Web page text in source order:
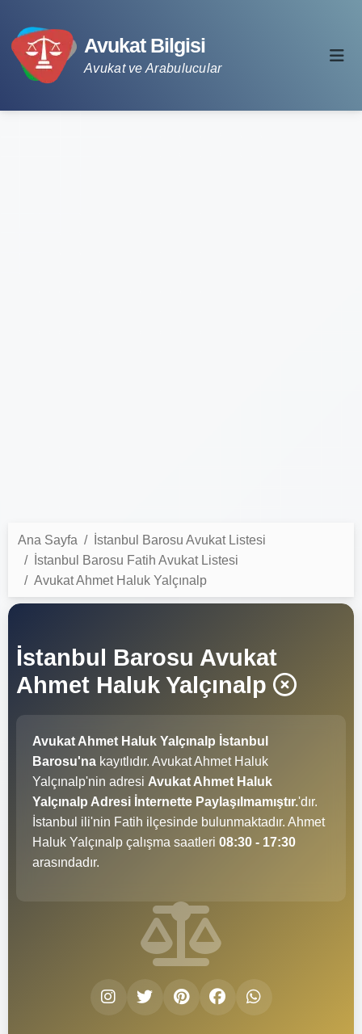
Avukat Bilgisi
Avukat ve Arabulucular
Ana Sayfa
İstanbul Barosu Avukat Listesi
İstanbul Barosu Fatih Avukat Listesi
Avukat Ahmet Haluk Yalçınalp
İstanbul Barosu Avukat
Ahmet Haluk Yalçınalp
Avukat Ahmet Haluk Yalçınalp İstanbul
Barosu'na kayıtlıdır. Avukat Ahmet Haluk
Yalçınalp'nin adresi Avukat Ahmet Haluk
Yalçınalp Adresi İnternette Paylaşılmamıştır.'dır.
İstanbul ili'nin Fatih ilçesinde bulunmaktadır. Ahmet
Haluk Yalçınalp çalışma saatleri 08:30 - 17:30
arasındadır.